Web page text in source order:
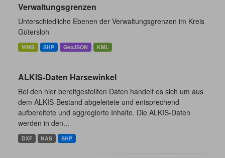
Verwaltungsgrenzen
Unterschiedliche Ebenen der Verwaltungsgrenzen im Kreis
Gütersloh
WMS SHP GeoJSON KML
ALKIS-Daten Harsewinkel
Bei den hier bereitgestellten Daten handelt es sich um aus
dem ALKIS-Bestand abgeleitete und entsprechend
aufbereitete und aggregierte Inhalte. Die ALKIS-Daten
werden in den...
DXF NAS SHP